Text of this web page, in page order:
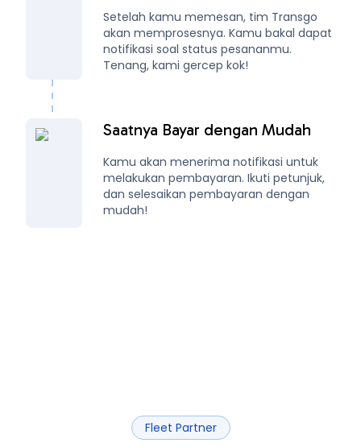
Setelah kamu memesan, tim Transgo
akan memprosesnya. Kamu bakal dapat
notifikasi soal status pesananmu.
Tenang, kami gercep kok!
Saatnya Bayar dengan Mudah
Kamu akan menerima notifikasi untuk
melakukan pembayaran. Ikuti petunjuk,
dan selesaikan pembayaran dengan
mudah!
Fleet Partner